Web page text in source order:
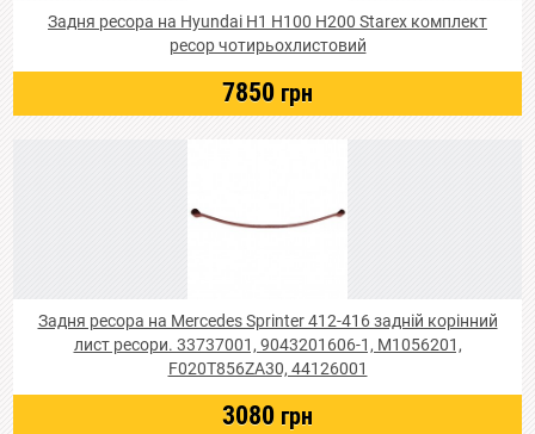
Задня ресора на Hyundai Н1 Н100 Н200 Starex комплект
ресор чотирьохлистовий
7850 грн
Задня ресора на Mercedes Sprinter 412-416 задній корінний
лист ресори. 33737001, 9043201606-1, M1056201,
F020T856ZA30, 44126001
3080 грн